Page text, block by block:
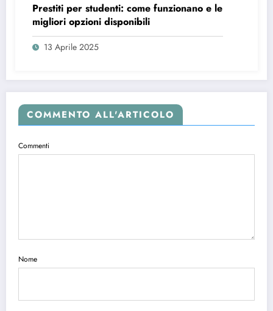
Prestiti per studenti: come funzionano e le
migliori opzioni disponibili
13 Aprile 2025
COMMENTO ALL'ARTICOLO
Commenti
Nome